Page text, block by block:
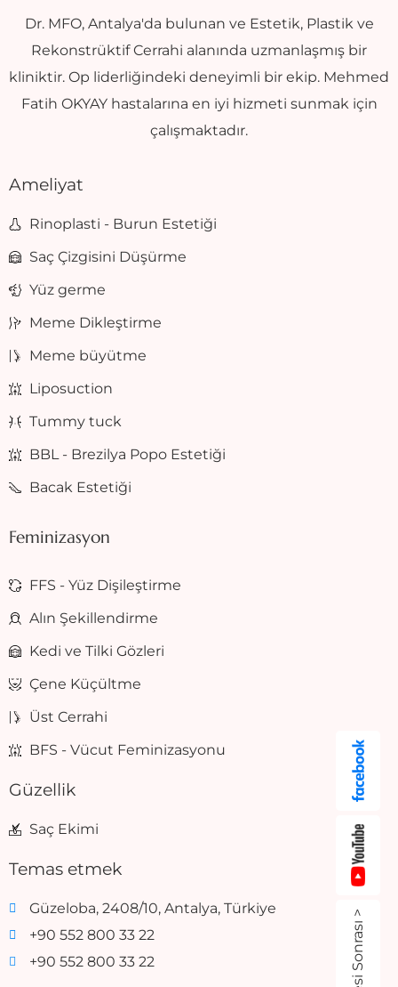
Dr. MFO, Antalya'da bulunan ve Estetik, Plastik ve
Rekonstrüktif Cerrahi alanında uzmanlaşmış bir
kliniktir. Op liderliğindeki deneyimli bir ekip. Mehmed
Fatih OKYAY hastalarına en iyi hizmeti sunmak için
çalışmaktadır.
Ameliyat
Rinoplasti - Burun Estetiği
Saç Çizgisini Düşürme
Yüz germe
Meme Dikleştirme
Meme büyütme
Liposuction
Tummy tuck
BBL - Brezilya Popo Estetiği
Bacak Estetiği
Feminizasyon
FFS - Yüz Dişileştirme
Alın Şekillendirme
Kedi ve Tilki Gözleri
Çene Küçültme
Üst Cerrahi
BFS - Vücut Feminizasyonu
Güzellik
Saç Ekimi
Temas etmek
Güzeloba, 2408/10, Antalya, Türkiye
+90 552 800 33 22
+90 552 800 33 22